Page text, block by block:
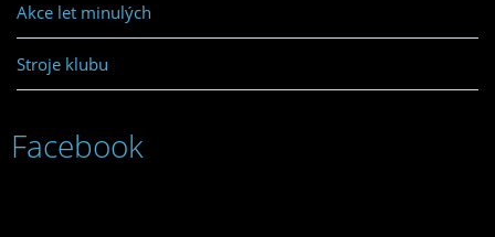
Akce let minulých
Stroje klubu
Facebook